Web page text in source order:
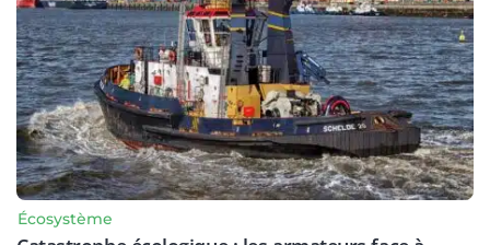
Écosystème